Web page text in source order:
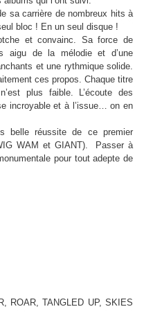
sa carrière de nombreux hits à
bloc ! En un seul disque !
et convainc. Sa force de
aigu de la mélodie et d’une
et une rythmique solide.
ces propos. Chaque titre
plus faible. L’écoute des
incroyable et à l’issue… on en
belle réussite de ce premier
WAM et GIANT). Passer à
pour tout adepte de
ROAR, TANGLED UP, SKIES